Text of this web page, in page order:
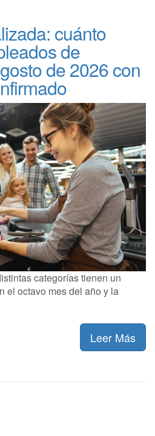
cuánto
de
de 2026 con
categorías tienen un
el octavo mes del año y la
Leer Más